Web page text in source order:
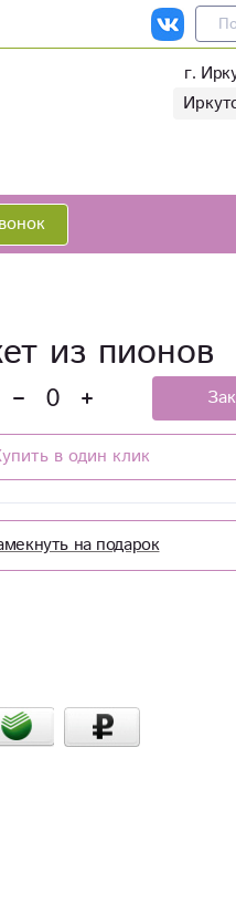
г.
из пионов
в один клик
на подарок